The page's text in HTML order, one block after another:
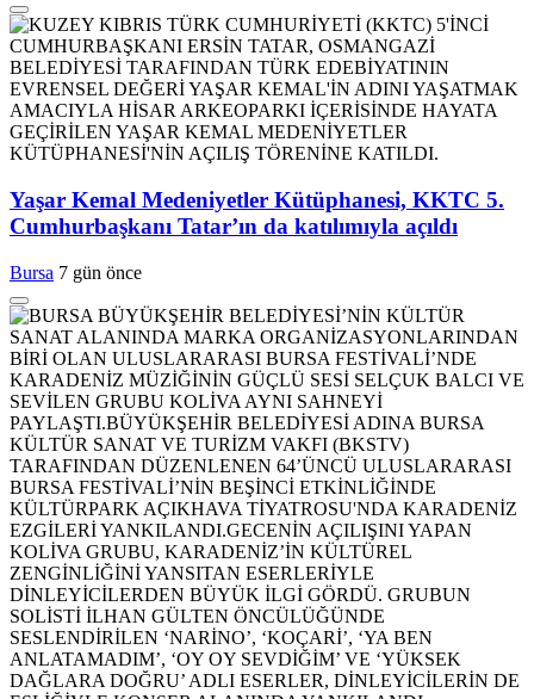
Yaşar Kemal Medeniyetler Kütüphanesi, KKTC 5.
Cumhurbaşkanı Tatar’ın da katılımıyla açıldı
Bursa 7 gün önce